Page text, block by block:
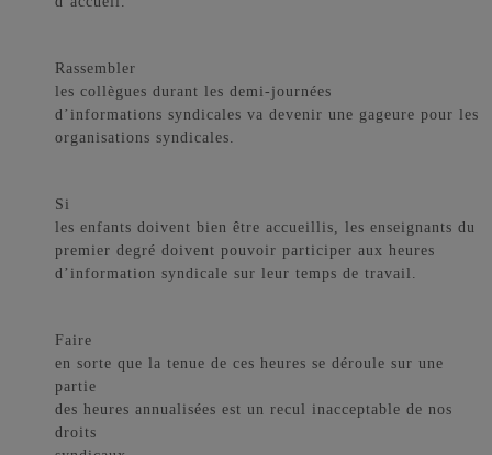
Rassembler
les collègues durant les demi-journées
d’informations syndicales va devenir une gageure pour les
organisations syndicales.
Si
les enfants doivent bien être accueillis, les enseignants du
premier degré doivent pouvoir participer aux heures
d’information syndicale sur leur temps de travail.
Faire
en sorte que la tenue de ces heures se déroule sur une
partie
des heures annualisées est un recul inacceptable de nos
droits